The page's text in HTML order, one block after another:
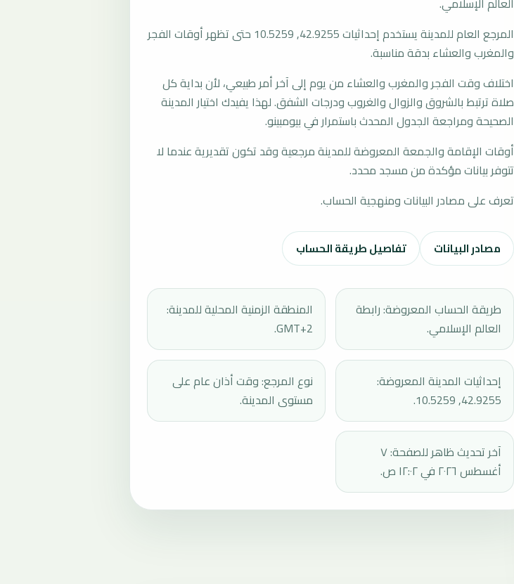
المرجع العام للمدينة يستخدم إحداثيات 42.9255, 10.5259 حتى تظهر أوقات الفجر
والمغرب والعشاء بدقة مناسبة.
اختلاف وقت الفجر والمغرب والعشاء من يوم إلى آخر أمر طبيعي، لأن بداية كل
صلاة ترتبط بالشروق والزوال والغروب ودرجات الشفق. لهذا يفيدك اختيار المدينة
الصحيحة ومراجعة الجدول المحدث باستمرار في بيومبينو.
أوقات الإقامة والجمعة المعروضة للمدينة مرجعية وقد تكون تقديرية عندما لا
تتوفر بيانات مؤكدة من مسجد محدد.
تعرف على مصادر البيانات ومنهجية الحساب.
مصادر البيانات تفاصيل طريقة الحساب
طريقة الحساب المعروضة: رابطة
العالم الإسلامي.
المنطقة الزمنية المحلية للمدينة:
GMT+2.
إحداثيات المدينة المعروضة:
42.9255, 10.5259.
نوع المرجع: وقت أذان عام على
مستوى المدينة.
آخر تحديث ظاهر للصفحة: ٧
أغسطس ٢٠٢٦ في ١٢:٠٢ ص.